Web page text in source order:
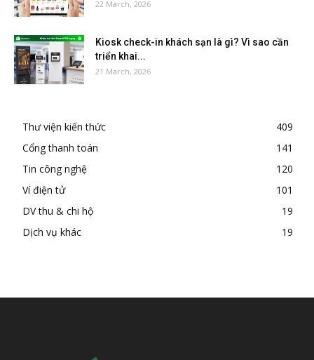
22 March, 2026
Kiosk check-in khách sạn là gì? Vì sao cần
triển khai...
21 March, 2026
Thư viện kiến thức
409
Cổng thanh toán
141
Tin công nghệ
120
Ví điện tử
101
DV thu & chi hộ
19
Dịch vụ khác
19